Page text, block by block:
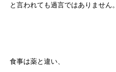
と言われても過言ではありません。
食事は薬と違い、